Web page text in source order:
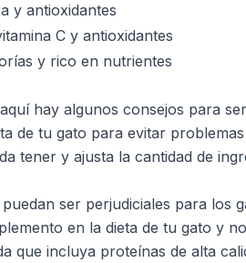
y antioxidantes
C y antioxidantes
y rico en nutrientes
hay algunos consejos para
de tu gato para evitar problemas
tener y ajusta la cantidad de
ser perjudiciales para los
en la dieta de tu gato y
que incluya proteínas de alta